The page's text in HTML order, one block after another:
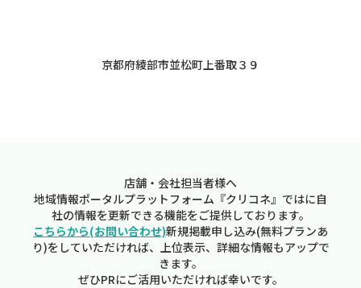
京都府綾部市並松町上番取３９
店舗・会社担当者様へ
地域情報ポータルプラットフォーム『クリコネ』ではに自
社の情報を更新できる機能をご提供しております。
こちらから(お問い合わせ)新規掲載申し込み(無料プランあ
り)をしていただければ、上位表示、詳細な情報もアップで
きます。
ぜひPRにご活用いただければ幸いです。